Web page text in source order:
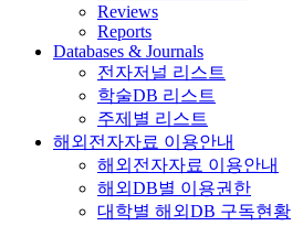
Reviews
Reports
Databases & Journals
전자저널 리스트
학술DB 리스트
주제별 리스트
해외전자자료 이용안내
해외전자자료 이용안내
해외DB별 이용권한
대학별 해외DB 구독현황